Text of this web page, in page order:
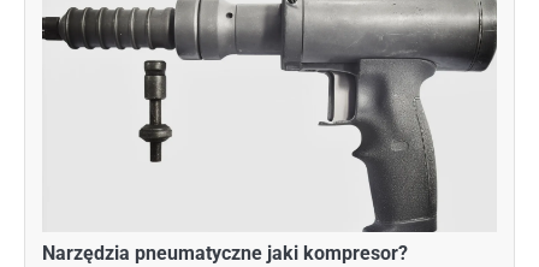
Narzędzia pneumatyczne jaki kompresor?